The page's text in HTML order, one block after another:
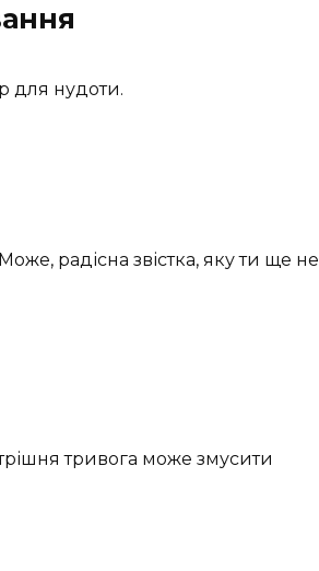
для нудоти.
радісна звістка, яку ти ще не
тривога може змусити